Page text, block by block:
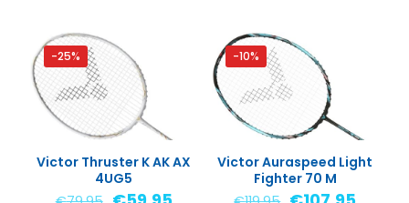
€239.95.
€209.95.
heeft
meerdere
variaties.
Deze
optie
gekozen
worden
-25%
Victor Thruster K AK AX
4UG5
-10%
Victor Auraspeed Light
Fighter 70 M